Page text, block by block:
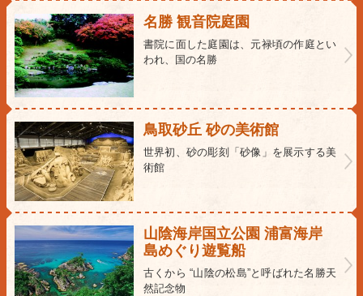
名勝 観音院庭園
書院に面した庭園は、元禄頃の作庭とい
われ、国の名勝
鳥取砂丘 砂の美術館
世界初、砂の彫刻「砂像」を展示する美
術館
山陰海岸国立公園 浦富海岸
島めぐり遊覧船
古くから “山陰の松島”と呼ばれた名勝天
然記念物